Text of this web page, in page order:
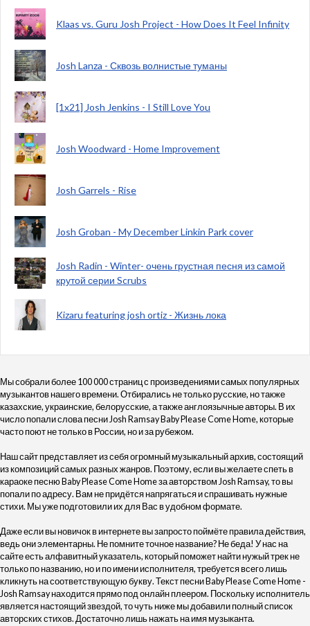
Klaas vs. Guru Josh Project - How Does It Feel Infinity
Josh Lanza - Сквозь волнистые туманы
[1x21] Josh Jenkins - I Still Love You
Josh Woodward - Home Improvement
Josh Garrels - Rise
Josh Groban - My December Linkin Park cover
Josh Radin - Winter- очень грустная песня из самой
крутой серии Scrubs
Kizaru featuring josh ortiz - Жизнь лока
Мы собрали более 100 000 страниц с произведениями самых популярных
музыкантов нашего времени. Отбирались не только русские, но также
казахские, украинские, белорусские, а также англоязычные авторы. В их
число попали слова песни Josh Ramsay Baby Please Come Home, которые
часто поют не только в России, но и за рубежом.
Наш сайт представляет из себя огромный музыкальный архив, состоящий
из композиций самых разных жанров. Поэтому, если вы желаете спеть в
караоке песню Baby Please Come Home за авторством Josh Ramsay, то вы
попали по адресу. Вам не придётся напрягаться и спрашивать нужные
стихи. Мы уже подготовили их для Вас в удобном формате.
Даже если вы новичок в интернете вы запросто поймёте правила действия,
ведь они элементарны. Не помните точное название? Не беда! У нас на
сайте есть алфавитный указатель, который поможет найти нужый трек не
только по названию, но и по имени исполнителя, требуется всего лишь
кликнуть на соответствующую букву. Текст песни Baby Please Come Home -
Josh Ramsay находится прямо под онлайн плеером. Поскольку исполнитель
является настоящий звездой, то чуть ниже мы добавили полный список
авторских стихов. Достаточно лишь нажать на имя музыканта.